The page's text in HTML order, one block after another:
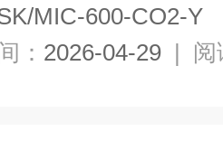
MIC-600-CO2-Y
： 2026-04-29 | 阅